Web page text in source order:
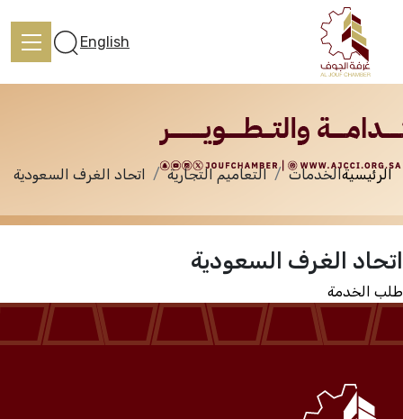
تعرف علينا
الخدمات
المركز الإعلامي
English
الخدمات
الرئيسيةالخدمات التعاميم التجارية اتحاد الغرف السعودية
اتحاد الغرف السعودية
طلب الخدمة